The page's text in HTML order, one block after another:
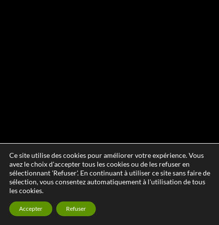
Ce site utilise des cookies pour améliorer votre expérience. Vous
avez le choix d'accepter tous les cookies ou de les refuser en
sélectionnant 'Refuser'. En continuant à utiliser ce site sans faire de
sélection, vous consentez automatiquement à l'utilisation de tous
les cookies.
Accepter Refuser